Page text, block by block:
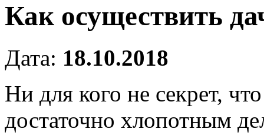
Как осуществить
Дата: 18.10.2018
Ни для кого не секрет,
достаточно хлопотным